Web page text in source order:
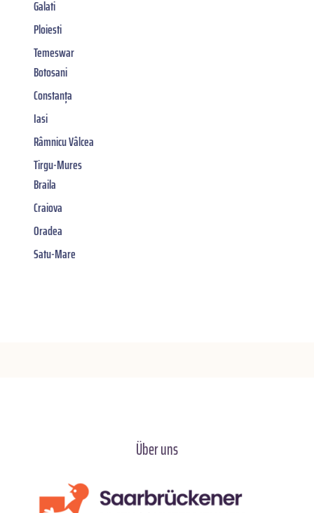
Galati
Ploiesti
Temeswar
Botosani
Constanța
Iasi
Râmnicu Vâlcea
Tirgu-Mures
Braila
Craiova
Oradea
Satu-Mare
Über uns